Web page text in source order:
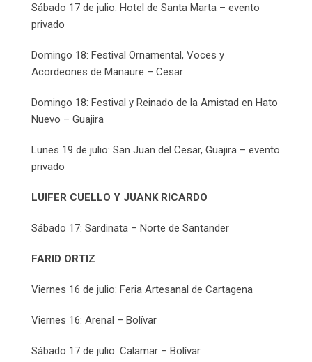
Sábado 17 de julio: Hotel de Santa Marta – evento
privado
Domingo 18: Festival Ornamental, Voces y
Acordeones de Manaure – Cesar
Domingo 18: Festival y Reinado de la Amistad en Hato
Nuevo – Guajira
Lunes 19 de julio: San Juan del Cesar, Guajira – evento
privado
LUIFER CUELLO Y JUANK RICARDO
Sábado 17: Sardinata – Norte de Santander
FARID ORTIZ
Viernes 16 de julio: Feria Artesanal de Cartagena
Viernes 16: Arenal – Bolívar
Sábado 17 de julio: Calamar – Bolívar